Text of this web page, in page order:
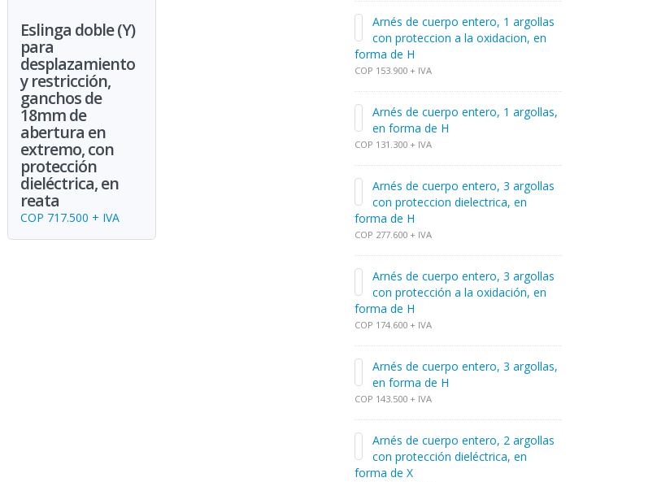
Eslinga doble (Y)
para
desplazamiento
y restricción,
ganchos de
18mm de
abertura en
extremo, con
protección
dieléctrica, en
reata
COP 717.500 + IVA
Arnés de cuerpo entero, 1 argollas
con proteccion a la oxidacion, en
forma de H
COP 153.900 + IVA
Arnés de cuerpo entero, 1 argollas,
en forma de H
COP 131.300 + IVA
Arnés de cuerpo entero, 3 argollas
con proteccion dielectrica, en
forma de H
COP 277.600 + IVA
Arnés de cuerpo entero, 3 argollas
con protección a la oxidación, en
forma de H
COP 174.600 + IVA
Arnés de cuerpo entero, 3 argollas,
en forma de H
COP 143.500 + IVA
Arnés de cuerpo entero, 2 argollas
con protección dieléctrica, en
forma de X